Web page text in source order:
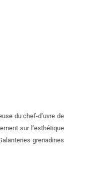
du chef-d’uvre de
sur l’esthétique
grenadines